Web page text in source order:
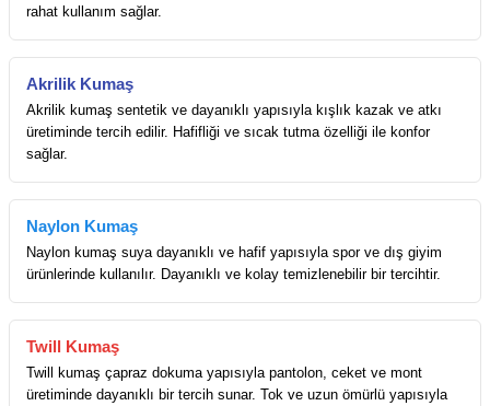
rahat kullanım sağlar.
Akrilik Kumaş
Akrilik kumaş sentetik ve dayanıklı yapısıyla kışlık kazak ve atkı
üretiminde tercih edilir. Hafifliği ve sıcak tutma özelliği ile konfor
sağlar.
Naylon Kumaş
Naylon kumaş suya dayanıklı ve hafif yapısıyla spor ve dış giyim
ürünlerinde kullanılır. Dayanıklı ve kolay temizlenebilir bir tercihtir.
Twill Kumaş
Twill kumaş çapraz dokuma yapısıyla pantolon, ceket ve mont
üretiminde dayanıklı bir tercih sunar. Tok ve uzun ömürlü yapısıyla